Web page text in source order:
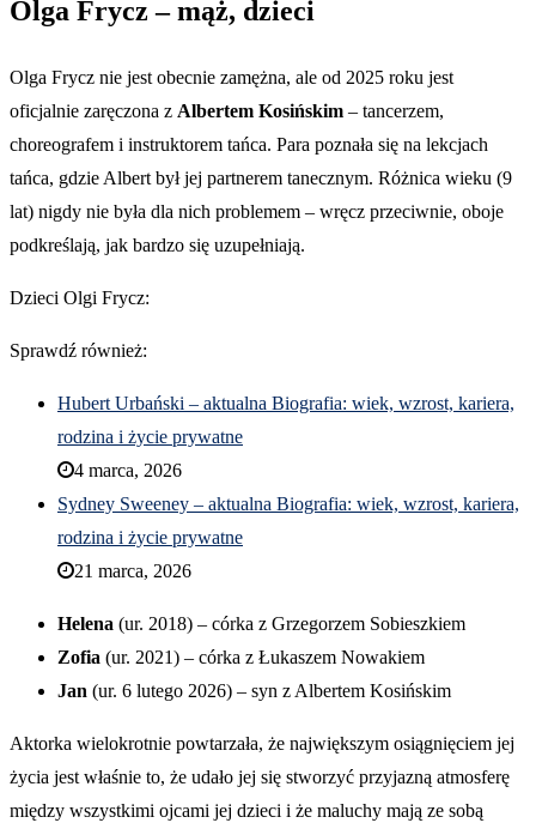
Olga Frycz – mąż, dzieci
Olga Frycz nie jest obecnie zamężna, ale od 2025 roku jest
oficjalnie zaręczona z Albertem Kosińskim – tancerzem,
choreografem i instruktorem tańca. Para poznała się na lekcjach
tańca, gdzie Albert był jej partnerem tanecznym. Różnica wieku (9
lat) nigdy nie była dla nich problemem – wręcz przeciwnie, oboje
podkreślają, jak bardzo się uzupełniają.
Dzieci Olgi Frycz:
Sprawdź również:
Hubert Urbański – aktualna Biografia: wiek, wzrost, kariera,
rodzina i życie prywatne
4 marca, 2026
Sydney Sweeney – aktualna Biografia: wiek, wzrost, kariera,
rodzina i życie prywatne
21 marca, 2026
Helena (ur. 2018) – córka z Grzegorzem Sobieszkiem
Zofia (ur. 2021) – córka z Łukaszem Nowakiem
Jan (ur. 6 lutego 2026) – syn z Albertem Kosińskim
Aktorka wielokrotnie powtarzała, że największym osiągnięciem jej
życia jest właśnie to, że udało jej się stworzyć przyjazną atmosferę
między wszystkimi ojcami jej dzieci i że maluchy mają ze sobą